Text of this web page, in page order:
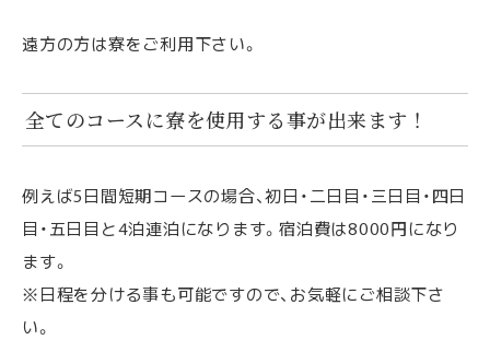
遠方の方は寮をご利用下さい。
全てのコースに寮を使用する事が出来ます！
例えば5日間短期コースの場合、初日・二日目・三日目・四日
目・五日目と4泊連泊になります。宿泊費は8000円になり
ます。
※日程を分ける事も可能ですので、お気軽にご相談下さ
い。